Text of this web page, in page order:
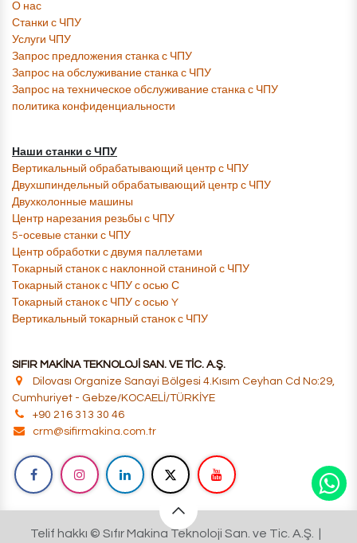
SIFIR MAKİNA TEKNOLOJİ SAN. VE TİC. A.Ş.
Dilovası Organize Sanayi Bölgesi 4.Kısım Ceyhan Cd No:29,
Cumhuriyet - Gebze/KOCAELİ/TÜRKİYE
+90 216 313 30 46
crm@sifirmakina.com.tr
Наши станки с ЧПУ
Вертикальный обрабатывающий центр с ЧПУ
Двухшпиндельный обрабатывающий центр с ЧПУ​
​​Двухколонные машины
​Центр нарезания резьбы с ЧПУ
​5-осевые станки с ЧПУ
​Центр обработки с двумя паллетами
​Токарный станок с наклонной станиной с ЧПУ
Токарный станок с ЧПУ с осью С
Токарный станок с ЧПУ с осью Y
Вертикальный токарный станок с ЧПУ
О нас
Станки с ЧПУ
​Услуги ЧПУ
​Запрос предложения станка с ЧПУ
​Запрос на обслуживание станка с ЧПУ
​Запрос на техническое обслуживание станка с ЧПУ
политика конфиденциальности
Telif hakkı © Sıfır Makina Teknoloji San. ve Tic. A.Ş. |